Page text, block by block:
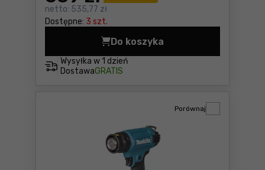
netto: 535,77 zł
Dostępne: 3 szt.
Wysyłka w 1 dzień
DostawaGRATIS
Do koszyka
Opalarka Makita DHG181ZJ
Porównaj